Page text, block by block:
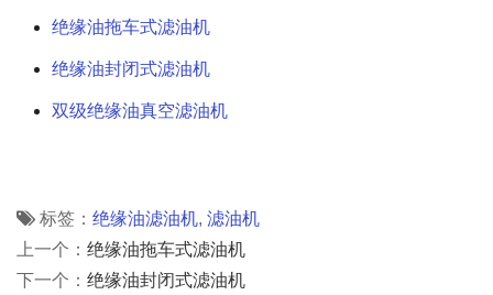
绝缘油拖车式滤油机
绝缘油封闭式滤油机
双级绝缘油真空滤油机
标签： 绝缘油滤油机, 滤油机
上一个： 绝缘油拖车式滤油机
下一个： 绝缘油封闭式滤油机